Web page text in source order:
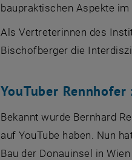
baupraktischen Aspekte
Als Vertreterinnen des
Bischofberger die
YouTuber
Bekannt wurde Bernhard
auf YouTube haben. Nun
Bau der Donauinsel in Wien